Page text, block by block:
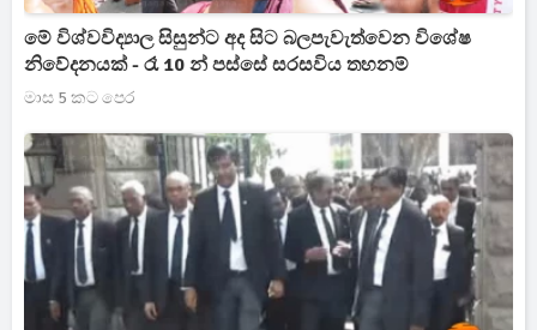
මේ විශ්වවිද්‍යාල සිසුන්ට අද සිට බලපැවැත්වෙන විශේෂ
නිවේදනයක් - රෑ 10 න් පස්සේ සරසවිය තහනම්
මාස 5 කට පෙර